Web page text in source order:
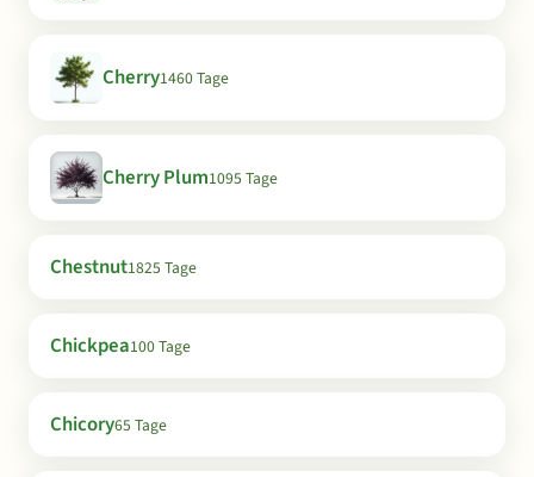
Cherry1460 Tage
Cherry Plum1095 Tage
Chestnut1825 Tage
Chickpea100 Tage
Chicory65 Tage